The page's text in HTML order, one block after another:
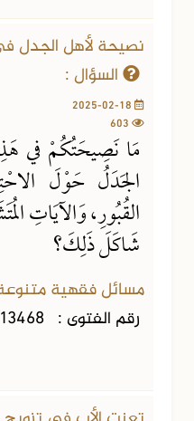
نصيحة لأهل الجدل
السؤال :
مَا نَصِيحَتُكُمْ في
الجَدَلُ حَوْلَ
القُبُورِ، وَالآيَاتِ
شَاكَلَ ذَلِكَ؟
مسائل فقهية
رقم الفتوى : 13468